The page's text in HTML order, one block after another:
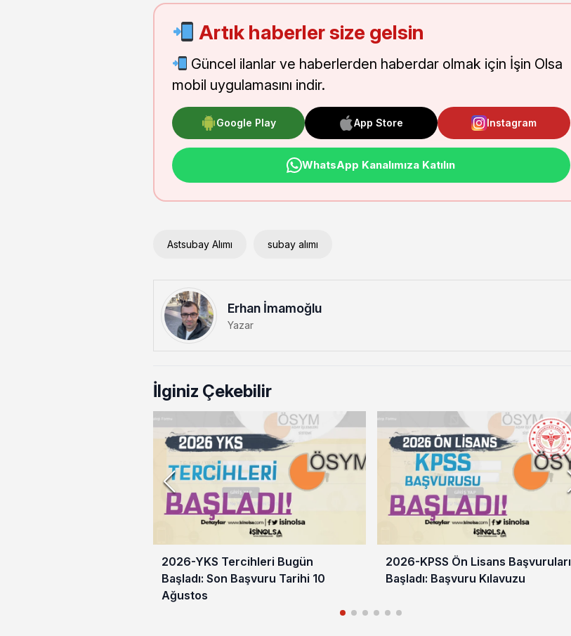
Artık haberler size gelsin
Güncel ilanlar ve haberlerden haberdar olmak için İşin Olsa
mobil uygulamasını indir.
Google Play App Store Instagram
WhatsApp Kanalımıza Katılın
Astsubay Alımı subay alımı
Erhan İmamoğlu
Yazar
İlginiz Çekebilir
2026-YKS Tercihleri Bugün
Başladı: Son Başvuru Tarihi 10
Ağustos
2026-KPSS Ön Lisans Başvuruları
Başladı: Başvuru Kılavuzu